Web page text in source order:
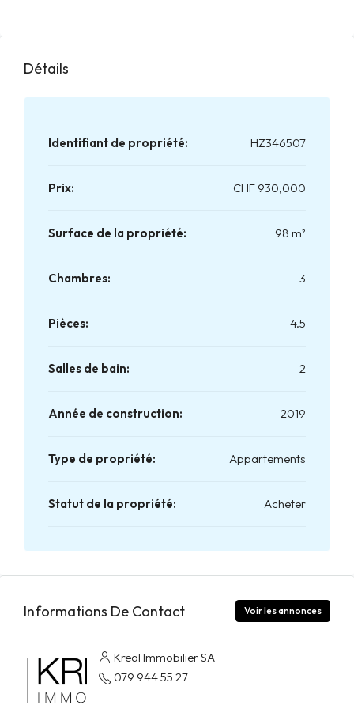
Détails
Identifiant de propriété: HZ346507
Prix: CHF 930,000
Surface de la propriété: 98 m²
Chambres: 3
Pièces: 4.5
Salles de bain: 2
Année de construction: 2019
Type de propriété: Appartements
Statut de la propriété: Acheter
Informations De Contact Voir les annonces
Kreal Immobilier SA
079 944 55 27